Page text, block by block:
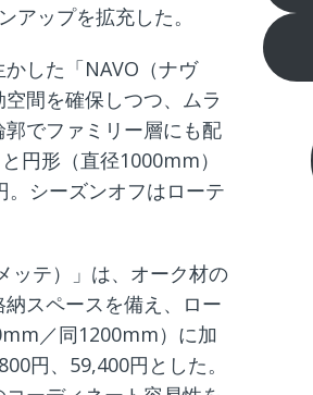
ップを拡充した。
した「NAVO（ナヴ
間を確保しつつ、ムラ
でファミリー層にも配
円形（直径1000mm）
。シーズンオフはローテ
ッテ）」は、オーク材の
スペースを備え、ロー
／同1200mm）に加
円、59,400円とした。